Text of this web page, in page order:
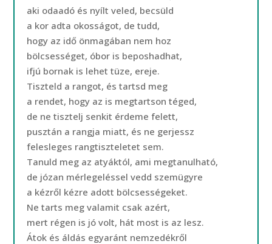
aki odaadó és nyílt veled, becsüld
a kor adta okosságot, de tudd,
hogy az idő önmagában nem hoz
bölcsességet, óbor is beposhadhat,
ifjú bornak is lehet tüze, ereje.
Tiszteld a rangot, és tartsd meg
a rendet, hogy az is megtartson téged,
de ne tisztelj senkit érdeme felett,
pusztán a rangja miatt, és ne gerjessz
felesleges rangtiszteletet sem.
Tanuld meg az atyáktól, ami megtanulható,
de józan mérlegeléssel vedd szemügyre
a kézről kézre adott bölcsességeket.
Ne tarts meg valamit csak azért,
mert régen is jó volt, hát most is az lesz.
Átok és áldás egyaránt nemzedékről